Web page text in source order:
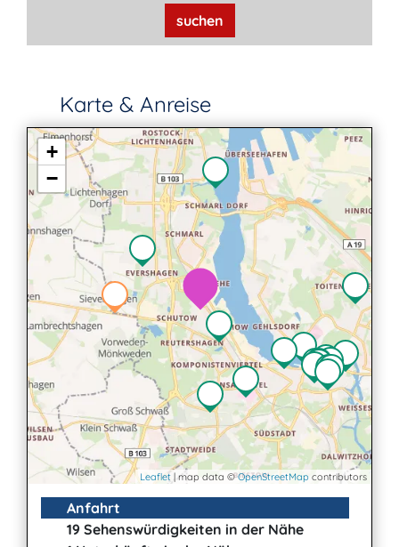
suchen
Karte & Anreise
+
−
Leaflet | map data ©OpenStreetMap contributors
Anfahrt
19 Sehenswürdigkeiten in der Nähe